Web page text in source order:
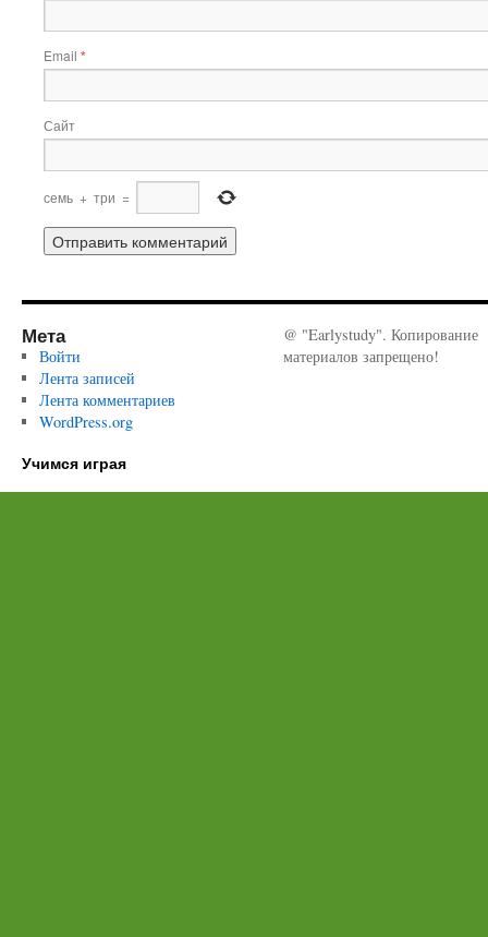
Email *
Сайт
семь + три =
Мета
Войти
Лента записей
Лента комментариев
WordPress.org
@ "Earlystudy". Копирование
материалов запрещено!
Учимся играя